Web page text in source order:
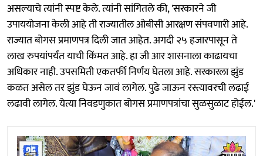
असल्याचे त्यांनी स्पष्ट केले. त्यांनी सांगितले की, 'सरकारने जी
उपाययोजना केली आहे ती राज्यातील ओबीसी आरक्षण संपवणारी आहे.
राज्यात बोगस प्रमाणपत्र दिली जात आहेत. अगदी २५ हजारपासून ते
लाख रुपयांपर्यंत याची किंमत आहे. हा जी आर शासनाला काढायचा
अधिकार नाही. उपसमिती एकतर्फी निर्णय घेतला आहे. सरकारला झुंड
कळत असेल तर झुंड घेऊन जावं लागेल. पुढे जाऊन रस्त्यावरची लढाई
लढावी लागेल. येत्या निवडणुकात बोगस प्रमाणपत्रांचा सुळसुळाट होईल.'